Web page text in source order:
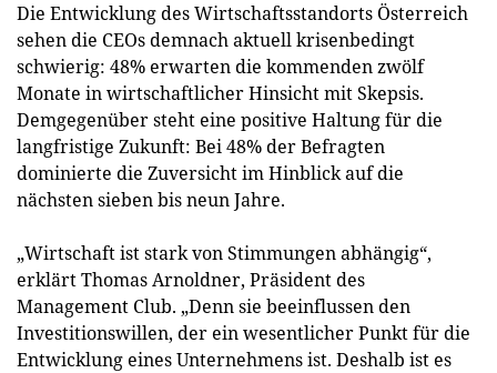
Die Entwicklung des Wirtschaftsstandorts Österreich
sehen die CEOs demnach aktuell krisenbedingt
schwierig: 48% erwarten die kommenden zwölf
Monate in wirtschaftlicher Hinsicht mit Skepsis.
Demgegenüber steht eine positive Haltung für die
langfristige Zukunft: Bei 48% der Befragten
dominierte die Zuversicht im Hinblick auf die
nächsten sieben bis neun Jahre.
„Wirtschaft ist stark von Stimmungen abhängig“,
erklärt Thomas Arnoldner, Präsident des
Management Club. „Denn sie beeinflussen den
Investitionswillen, der ein wesentlicher Punkt für die
Entwicklung eines Unternehmens ist. Deshalb ist es